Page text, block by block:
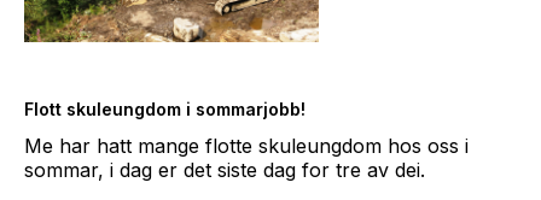
Flott skuleungdom i sommarjobb!
Me har hatt mange flotte skuleungdom hos oss i
sommar, i dag er det siste dag for tre av dei.